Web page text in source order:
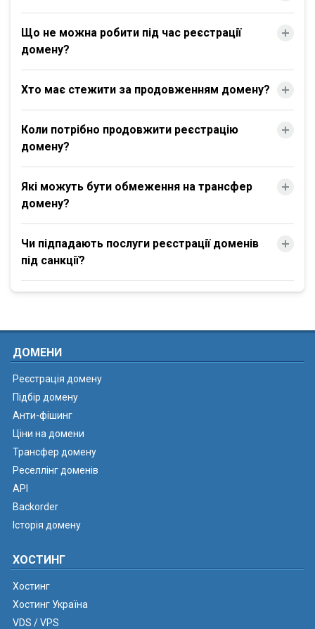
Що не можна робити під час реєстрації
домену?
Хто має стежити за продовженням домену?
Коли потрібно продовжити реєстрацію
домену?
Які можуть бути обмеження на трансфер
домену?
Чи підпадають послуги реєстрації доменів
під санкції?
ДОМЕНИ
Реєстрація домену
Підбір домену
Анти-фішинг
Ціни на домени
Трансфер домену
Реселлінг доменів
API
Backorder
Історія домену
ХОСТИНГ
Хостинг
Хостинг Україна
VDS / VPS